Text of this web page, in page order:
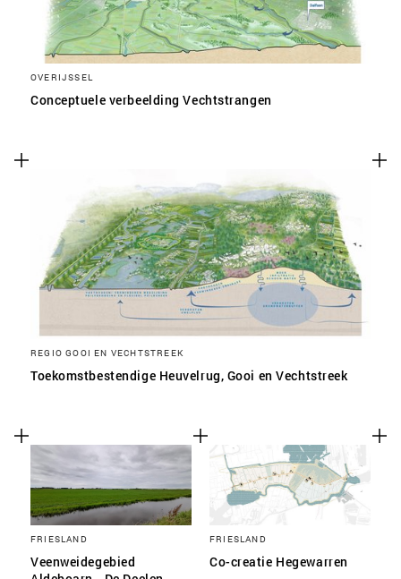
OVERIJSSEL
Conceptuele verbeelding Vechtstrangen
REGIO GOOI EN VECHTSTREEK
Toekomstbestendige Heuvelrug, Gooi en Vechtstreek
FRIESLAND
Veenweidegebied
FRIESLAND
Co-creatie Hegewarren